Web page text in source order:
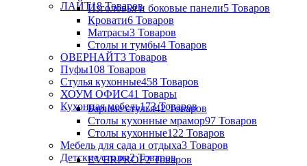
ЛАЙТ18 Товаров
Изголовья и боковые панели5 Товаров
Кровати6 Товаров
Матрасы3 Товаров
Столы и тумбы4 Товаров
ОВЕРНАЙТ3 Товаров
Пуфы108 Товаров
Стулья кухонные458 Товаров
ХОУМ ОФИС41 Товары
Кухонная мебель173 Товаров
Барные стулья42 Товаров
Столы кухонные мрамор97 Товаров
Столы кухонные122 Товаров
Мебель для сада и отдыха3 Товаров
Детские столы2 Товаров
EVERPROF2 Товаров